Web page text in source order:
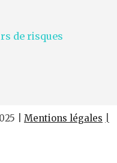
de risques
| Mentions légales